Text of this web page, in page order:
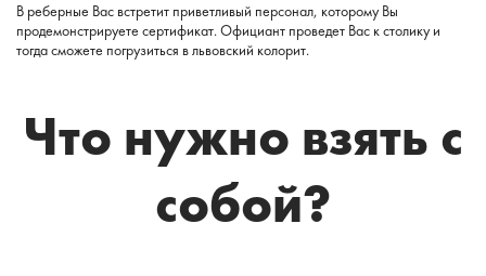
В реберные Вас встретит приветливый персонал, которому Вы
продемонстрируете сертификат. Официант проведет Вас к столику и
тогда сможете погрузиться в львовский колорит.
Что нужно взять с
собой?